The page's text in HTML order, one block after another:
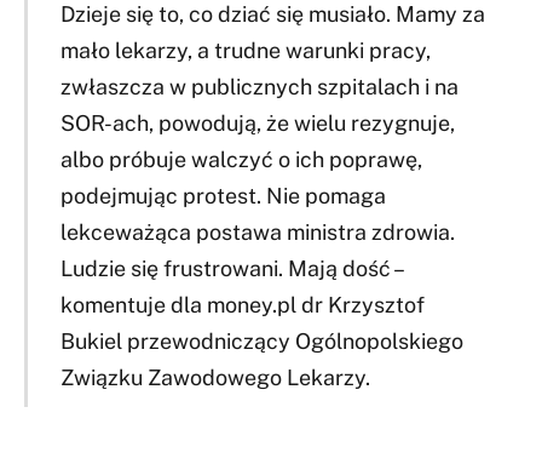
Dzieje się to, co dziać się musiało. Mamy za
mało lekarzy, a trudne warunki pracy,
zwłaszcza w publicznych szpitalach i na
SOR-ach, powodują, że wielu rezygnuje,
albo próbuje walczyć o ich poprawę,
podejmując protest. Nie pomaga
lekceważąca postawa ministra zdrowia.
Ludzie się frustrowani. Mają dość –
komentuje dla money.pl dr Krzysztof
Bukiel przewodniczący Ogólnopolskiego
Związku Zawodowego Lekarzy.